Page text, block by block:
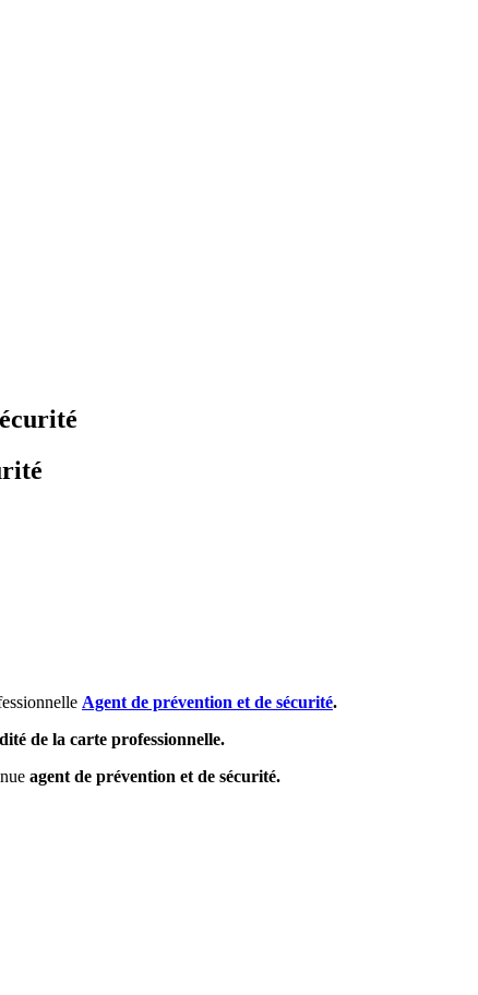
Agent de prévention et de sécurité.
de la carte professionnelle.
agent de prévention et de sécurité.